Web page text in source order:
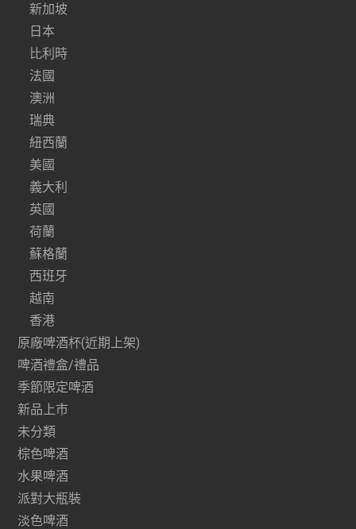
新加坡
日本
比利時
法國
澳洲
瑞典
紐西蘭
美國
義大利
英國
荷蘭
蘇格蘭
西班牙
越南
香港
原廠啤酒杯(近期上架)
啤酒禮盒/禮品
季節限定啤酒
新品上市
未分類
棕色啤酒
水果啤酒
派對大瓶裝
淡色啤酒